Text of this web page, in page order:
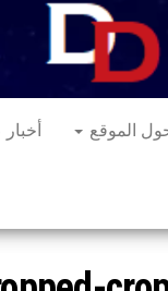
الموقع